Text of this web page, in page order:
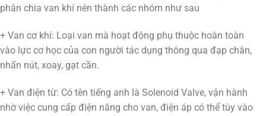
phân chia van khí nén thành các nhóm như sau
+ Van cơ khí: Loại van mà hoạt động phụ thuộc hoàn toàn
vào lực cơ học của con người tác dụng thông qua đạp chân,
nhấn nút, xoay, gạt cần.
+ Van điện từ: Có tên tiếng anh là Solenoid Valve, vận hành
nhờ việc cung cấp điện năng cho van, điện áp có thể tùy vào